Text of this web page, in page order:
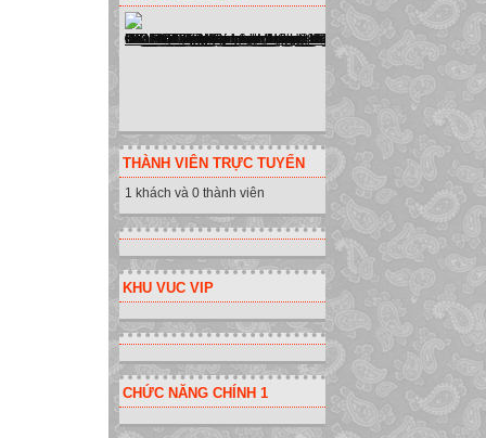
THÀNH VIÊN TRỰC TUYẾN
1 khách và 0 thành viên
KHU VUC VIP
CHỨC NĂNG CHÍNH 1